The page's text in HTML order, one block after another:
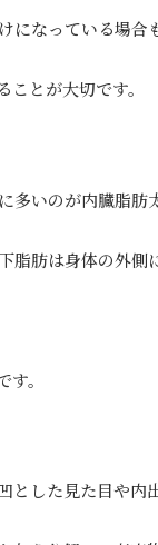
なっている場合
とが大切です。
いのが内臓脂肪
肪は身体の外側
。
した見た目や内